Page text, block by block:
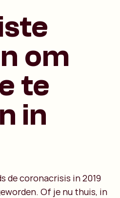
om
te
in
de coronacrisis in 2019
Of je nu thuis, in